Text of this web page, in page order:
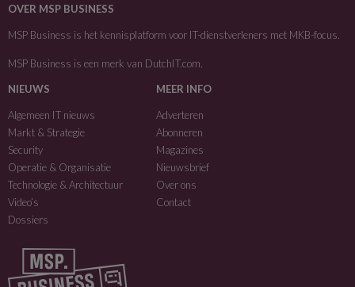
OVER MSP BUSINESS
MSP Business is het kennisplatform voor IT-dienstverleners met MKB-focus.
MSP Business is een merk van DutchIT.com.
NIEUWS
Algemeen IT nieuws
Markt & Strategie
Security
Operatie & Organisatie
Technologie & Architectuur
Video’s
Dossiers
MEER INFO
Adverteren
Abonneren
Magazines
Nieuwsbrief
Over ons
Contact